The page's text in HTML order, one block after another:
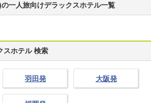
一人旅向けデラックスホテル一覧
スホテル 検索
羽田発 大阪発